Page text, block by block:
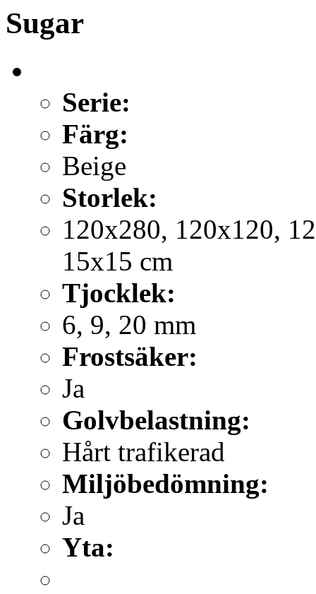
Sugar
Serie:
Färg:
Beige
Storlek:
120x280, 120x120,
15x15 cm
Tjocklek:
6, 9, 20 mm
Frostsäker:
Ja
Golvbelastning:
Hårt trafikerad
Miljöbedömning:
Ja
Yta: